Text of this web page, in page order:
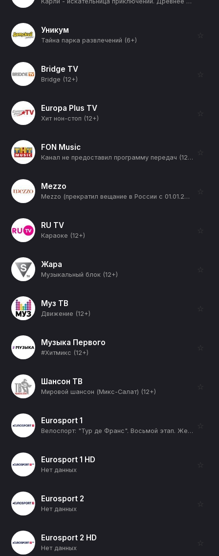
Уникум
Тайна парка развлечений (6+)
☆
Bridge TV
Bridge (12+)
☆
Europa Plus TV
Хит нон-стоп (12+)
☆
FON Music
Канал не предоставил программу передач (12+)
☆
Mezzo
Mezzo (прекратил вещание в России с 01.01.2026) (12+)
☆
RU TV
Караоке (12+)
☆
Жара
Музыкальный блок (12+)
☆
Муз ТВ
Движение (12+)
☆
Музыка Первого
#Хитмикс (12+)
☆
Шансон ТВ
Мировой шансон (Микс-Салат) (12+)
☆
Eurosport 1
Велоспорт: "Тур де Франс". Восьмой этап. Женщины (12+)
☆
Eurosport 1 HD
Нет данных
☆
Eurosport 2
Нет данных
☆
Eurosport 2 HD
Нет данных
☆